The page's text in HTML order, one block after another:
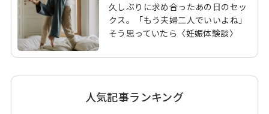
久しぶりに求め合ったあの日のセッ
クス。「もう夫婦二人でいいよね」
そう思っていたら〈妊娠体験談〉
人気記事ランキング